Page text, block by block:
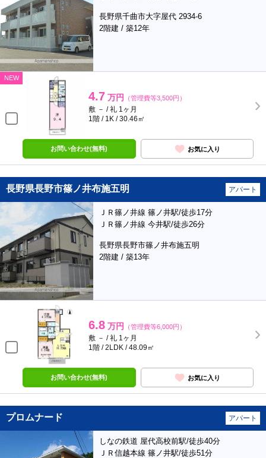
長野県千曲市大字屋代 2934-6
2階建 / 築12年
NEW
4.7 万円 （管理費等3,500円）
敷 － / 礼 1ヶ月
1階 / 1K / 30.46㎡
お問い合わせ(無料) お気に入り
長野県長野市篠ノ井布施五明 アパート
ＪＲ篠ノ井線 篠ノ井駅/徒歩17分
ＪＲ篠ノ井線 今井駅/徒歩26分
長野県長野市篠ノ井布施五明
2階建 / 築13年
6.8 万円 （管理費等6,000円）
敷 － / 礼 1ヶ月
1階 / 2LDK / 48.09㎡
お問い合わせ(無料) お気に入り
プロムナード アパート
しなの鉄道 屋代高校前駅/徒歩40分
ＪＲ信越本線 篠ノ井駅/徒歩51分